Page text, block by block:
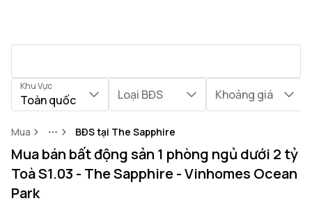
Khu Vực
Toàn quốc Loại BĐS Khoảng giá
Mua MoreBĐS tại The Sapphire
Mua bán bất động sản 1 phòng ngủ dưới 2 tỷ
Toà S1.03 - The Sapphire - Vinhomes Ocean
Park